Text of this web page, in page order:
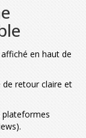
en haut de
de retourclaire et
plateformes